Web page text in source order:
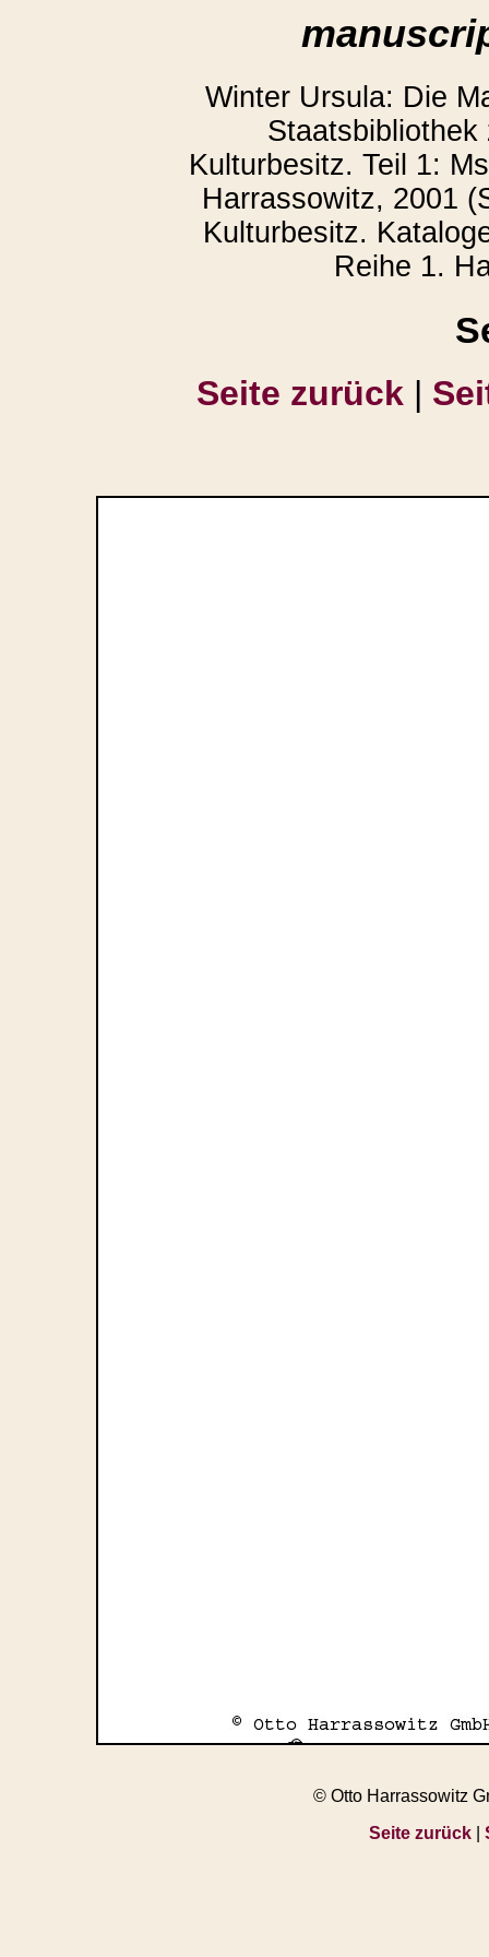
Winter Ursula: Die
Kulturbesitz. Teil 1:
Harrassowitz, 2001
Kulturbesitz.
Reihe 1.
Seite zurück |
© Otto Harrassowitz
Seite zurück|